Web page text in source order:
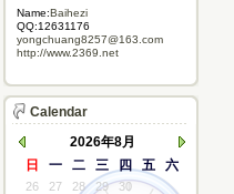
Name:Baihezi
QQ:12631176
yongchuang8257@163.com
http://www.2369.net
Calendar
2026年8月
日
一 二 三 四 五 六
26 27 28 29
30